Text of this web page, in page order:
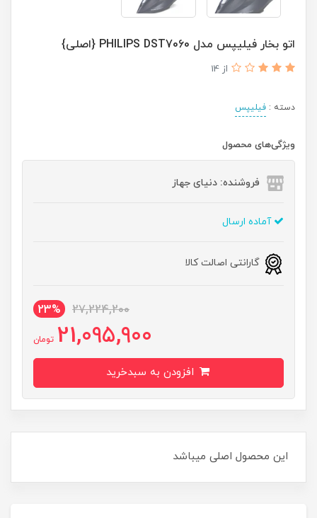
اتو بخار فیلیپس مدل PHILIPS DST7060 {اصلی}
از 14
دسته : فیلیپس
ویژگی‌های محصول
فروشنده: دنیای جهاز
آماده ارسال
گارانتی اصالت کالا
27,224,200
23%
21,095,900 تومان
این محصول اصلی میباشد